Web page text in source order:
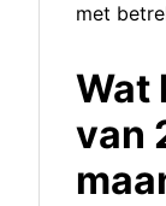
met
Wat
van